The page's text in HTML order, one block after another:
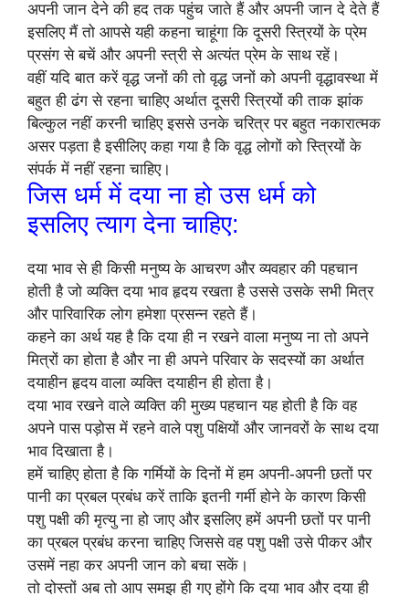
अपनी जान देने की हद तक पहुंच जाते हैं और अपनी जान दे देते हैं
इसलिए मैं तो आपसे यही कहना चाहूंगा कि दूसरी स्त्रियों के प्रेम
प्रसंग से बचें और अपनी स्त्री से अत्यंत प्रेम के साथ रहें।
वहीं यदि बात करें वृद्ध जनों की तो वृद्ध जनों को अपनी वृद्धावस्था में
बहुत ही ढंग से रहना चाहिए अर्थात दूसरी स्त्रियों की ताक झांक
बिल्कुल नहीं करनी चाहिए इससे उनके चरित्र पर बहुत नकारात्मक
असर पड़ता है इसीलिए कहा गया है कि वृद्ध लोगों को स्त्रियों के
संपर्क में नहीं रहना चाहिए।
जिस धर्म में दया ना हो उस धर्म को
इसलिए त्याग देना चाहिए:
दया भाव से ही किसी मनुष्य के आचरण और व्यवहार की पहचान
होती है जो व्यक्ति दया भाव हृदय रखता है उससे उसके सभी मित्र
और पारिवारिक लोग हमेशा प्रसन्न रहते हैं।
कहने का अर्थ यह है कि दया ही न रखने वाला मनुष्य ना तो अपने
मित्रों का होता है और ना ही अपने परिवार के सदस्यों का अर्थात
दयाहीन हृदय वाला व्यक्ति दयाहीन ही होता है।
दया भाव रखने वाले व्यक्ति की मुख्य पहचान यह होती है कि वह
अपने पास पड़ोस में रहने वाले पशु पक्षियों और जानवरों के साथ दया
भाव दिखाता है।
हमें चाहिए होता है कि गर्मियों के दिनों में हम अपनी-अपनी छतों पर
पानी का प्रबल प्रबंध करें ताकि इतनी गर्मी होने के कारण किसी
पशु पक्षी की मृत्यु ना हो जाए और इसलिए हमें अपनी छतों पर पानी
का प्रबल प्रबंध करना चाहिए जिससे वह पशु पक्षी उसे पीकर और
उसमें नहा कर अपनी जान को बचा सकें।
तो दोस्तों अब तो आप समझ ही गए होंगे कि दया भाव और दया ही